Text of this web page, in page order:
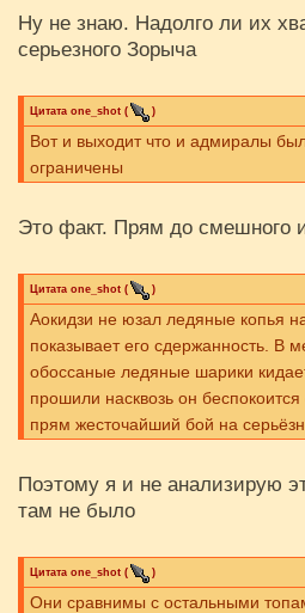
Ну не знаю. Надолго ли их
серьезного Зорыча
Цитата one_shot ( )
Вот и выходит что и адмиралы
ограничены
Это факт. Прям до смешного
Цитата one_shot ( )
Аокидзи не юзал ледяные копья
показывает его сдержанность. В
обоссаные ледяные шарики
прошили насквозь он
прям жесточайший бой на
Поэтому я и не анализирую
там не было
Цитата one_shot ( )
Они сравнимы с остальными